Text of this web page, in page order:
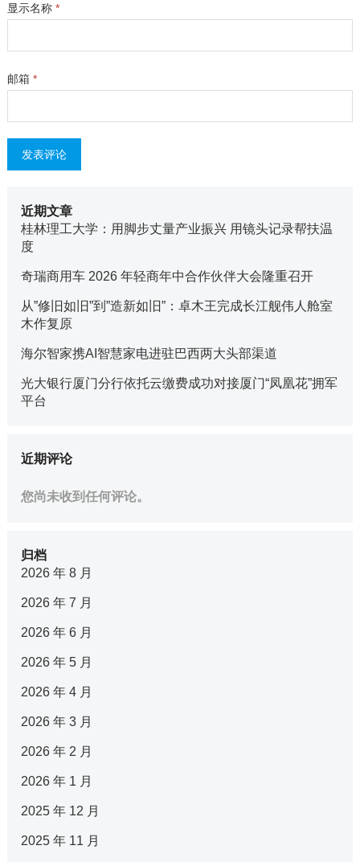
显示名称 *
邮箱 *
近期文章
桂林理工大学：用脚步丈量产业振兴 用镜头记录帮扶温
度
奇瑞商用车 2026 年轻商年中合作伙伴大会隆重召开
从”修旧如旧”到”造新如旧”：卓木王完成长江舰伟人舱室
木作复原
海尔智家携AI智慧家电进驻巴西两大头部渠道
光大银行厦门分行依托云缴费成功对接厦门“凤凰花”拥军
平台
近期评论
您尚未收到任何评论。
归档
2026 年 8 月
2026 年 7 月
2026 年 6 月
2026 年 5 月
2026 年 4 月
2026 年 3 月
2026 年 2 月
2026 年 1 月
2025 年 12 月
2025 年 11 月